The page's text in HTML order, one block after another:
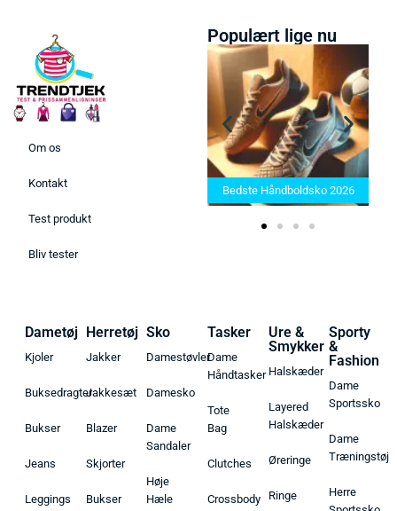
Om os
Kontakt
Test produkt
Bliv tester
Populært lige nu
Bedste Saunatæppe 2025 –
Find de bedste produkter her!
Bedste Håndboldsko 2026
Dametøj
Kjoler
Buksedragter
Bukser
Jeans
Leggings
Herretøj
Jakker
Jakkesæt
Blazer
Skjorter
Bukser
Sko
Damestøvler
Damesko
Dame
Sandaler
Høje
Hæle
Tasker
Dame
Håndtasker
Tote
Bag
Clutches
Crossbody
Ure &
Smykker
Halskæder
Layered
Halskæder
Øreringe
Ringe
Sporty
&
Fashion
Dame
Sportssko
Dame
Træningstøj
Herre